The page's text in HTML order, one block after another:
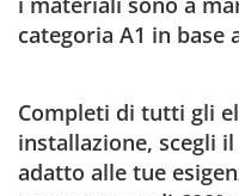
categoria A1 in base
Completi di tutti gli
installazione, scegli
adatto alle tue